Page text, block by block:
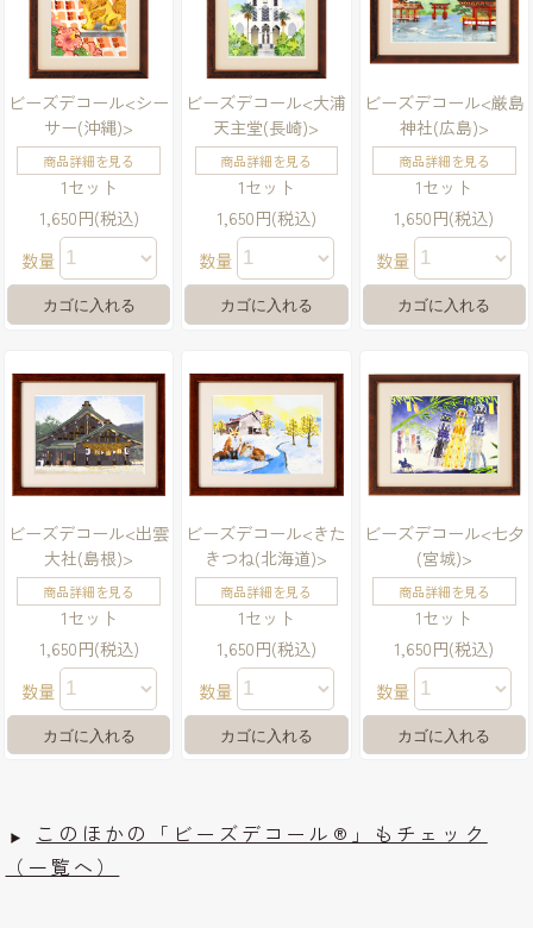
ビーズデコール<シー
サー(沖縄)>
商品詳細を見る
1セット
1,650円(税込)
数量
ビーズデコール<大浦
天主堂(長崎)>
商品詳細を見る
1セット
1,650円(税込)
数量
ビーズデコール<厳島
神社(広島)>
商品詳細を見る
1セット
1,650円(税込)
数量
ビーズデコール<出雲
大社(島根)>
商品詳細を見る
1セット
1,650円(税込)
数量
ビーズデコール<きた
きつね(北海道)>
商品詳細を見る
1セット
1,650円(税込)
数量
ビーズデコール<七夕
(宮城)>
商品詳細を見る
1セット
1,650円(税込)
数量
このほかの「ビーズデコール®」もチェック
（一覧へ）